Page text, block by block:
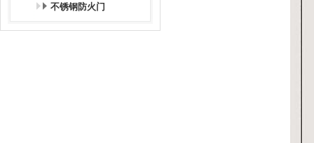
不锈钢防火门